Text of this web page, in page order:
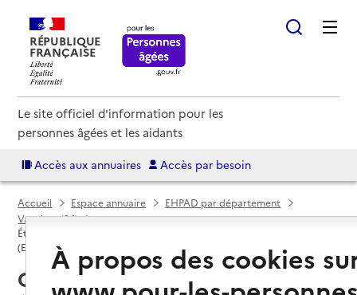
RÉPUBLIQUE
FRANÇAISE
Le site officiel d'information pour les
personnes âgées et les aidants
Accès aux annuaires Accès par besoin
Accueil Espace annuaire
EHPAD par département
Vaucluse (84)
Établissement d'hébergement pour personnes âgées dépendantes
(EHPAD)
Orange (84100) : liste des 3
À propos des cookies